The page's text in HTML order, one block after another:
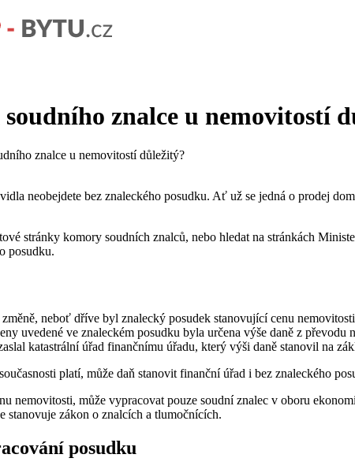
znalce u nemovitostí
znalce u nemovitostí důležitý?
neobejdete bez znaleckého posudku. Ať už se jedná o prodej
stránky komory soudních znalců, nebo hledat na stránkách
posudku.
neboť dříve byl znalecký posudek stanovující cenu
uvedené ve znaleckém posudku byla určena výše daně z
katastrální úřad finančnímu úřadu, který výši daně stanovil na
platí, může daň stanovit finanční úřad i bez znaleckého
nemovitosti, může vypracovat pouze soudní znalec v oboru
stanovuje zákon o znalcích a tlumočnících.
posudku